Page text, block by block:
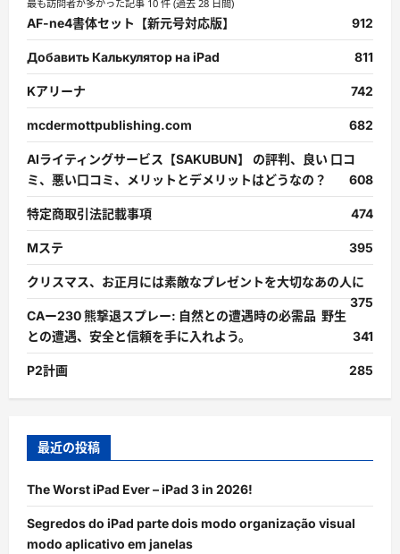
最も訪問者が多かった記事 10 件 (過去 28 日間)
AF-ne4書体セット【新元号対応版】 912
Добавить Калькулятор на iPad 811
Kアリーナ 742
mcdermottpublishing.com 682
AIライティングサービス【SAKUBUN】 の評判、良い 口コ
ミ、悪い口コミ、メリットとデメリットはどうなの？
608
特定商取引法記載事項 474
Mステ 395
クリスマス、お正月には素敵なプレゼントを大切なあの人に
375
CAー230 熊撃退スプレー: 自然との遭遇時の必需品 野生
との遭遇、安全と信頼を手に入れよう。
341
P2計画 285
最近の投稿
The Worst iPad Ever – iPad 3 in 2026!
Segredos do iPad parte dois modo organização visual
modo aplicativo em janelas